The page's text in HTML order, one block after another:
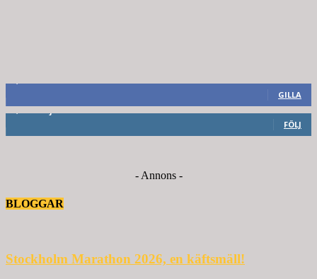
GILLA
FÖLJ
- Annons -
BLOGGAR
Stockholm Marathon 2026, en käftsmäll!